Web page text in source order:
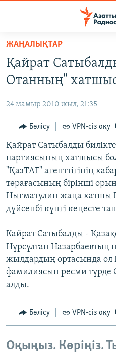
Skip
main
content
to
Navigation
Skip
to
Search
САЯСАТ
ҚАҢТАР ОҚИҒАСЫ
АДАМ ҚҰҚЫҚТАРЫ
ӘЛЕУМЕТ
ӘЛЕМ
АРНАЙЫ ЖОБАЛАР
Русский
ЖАЗЫЛЫҢЫЗ
Басқа тілдерде
ЖАҢАЛЫҚТАР
Қайрат
Отанның"
24 мамыр 2010 жыл, 21:35
Бөлісу VPN-сіз оқу
Қайрат Сатыбалды
партиясының хатшысы
"ҚазТАГ" агенттігінің
төрағасының бірінші
Нығматулин жаңа хатшы
дүйсенбі күнгі кеңесте
Кайрат Сатыбалды -
Нұрсұлтан Назарбаевтың
жылдардың ортасында ол
фамилиясын ресми түрде
алды.
Бөлісу VPN-сіз оқу
Оқыңыз. Көріңіз.